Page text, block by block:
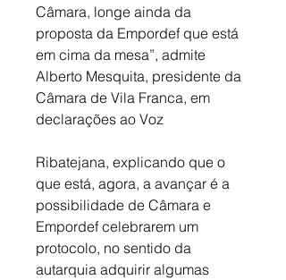
Câmara, longe ainda da
proposta da Empordef que está
em cima da mesa”, admite
Alberto Mesquita, presidente da
Câmara de Vila Franca, em
declarações ao Voz
Ribatejana, explicando que o
que está, agora, a avançar é a
possibilidade de Câmara e
Empordef celebrarem um
protocolo, no sentido da
autarquia adquirir algumas